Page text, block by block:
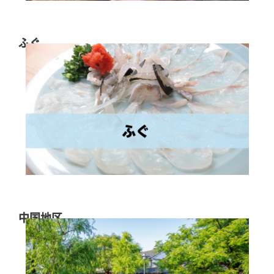
ふぐ
中国地区